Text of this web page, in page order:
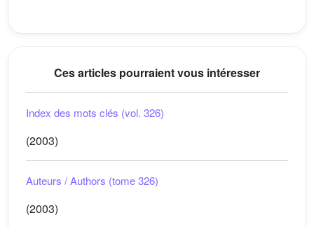
Ces articles pourraient vous intéresser
Index des mots clés (vol. 326)
(2003)
Auteurs / Authors (tome 326)
(2003)